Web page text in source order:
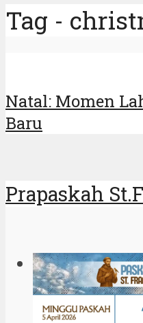
Tag -
Natal: Momen
Baru
Prapaskah